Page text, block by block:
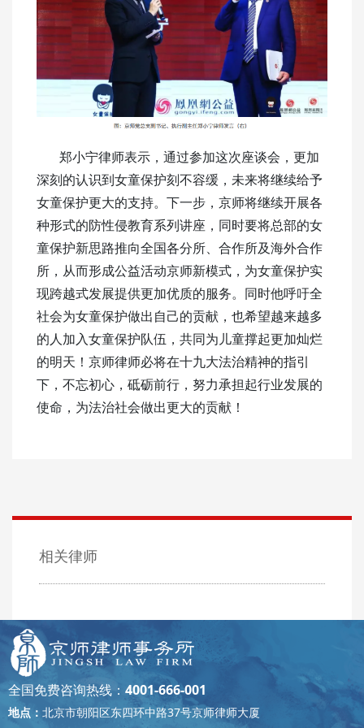
郑小宁律师表示，通过参加这次座谈会，更加
深刻的认识到女童保护刻不容缓，未来将继续给予
女童保护更大的支持。下一步，京师将继续开展各
种形式的防性侵教育系列讲座，同时要将总部的女
童保护新思路推向全国各分所、合作所及海外合作
所，从而形成公益活动京师新模式，为女童保护实
现跨越式发展提供更加优质的服务。同时他呼吁全
社会为女童保护做出自己的贡献，也希望越来越多
的人加入女童保护队伍，共同为儿童撑起更加灿烂
的明天！京师律师必将在十九大法治精神的指引
下，不忘初心，砥砺前行，努力承担起行业发展的
使命，为法治社会做出更大的贡献！
相关律师
全国免费咨询热线： 4001-666-001
地点： 北京市朝阳区东四环中路37号京师律师大厦